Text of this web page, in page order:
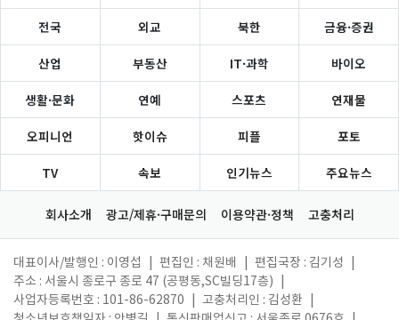
전국 외교 북한 금융·증권
산업 부동산 IT·과학 바이오
생활·문화 연예 스포츠 연재물
오피니언 핫이슈 피플 포토
TV 속보 인기뉴스 주요뉴스
회사소개 광고/제휴·구매문의 이용약관·정책 고충처리
대표이사/발행인 : 이영섭 편집인 : 채원배 편집국장 : 김기성
주소 : 서울시 종로구 종로 47 (공평동,SC빌딩17층)
사업자등록번호 : 101-86-62870
고충처리인 : 김성환